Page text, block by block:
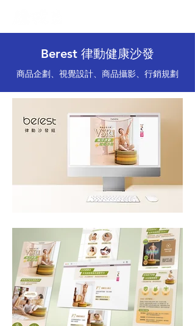
Berest 律動健康沙發
商品企劃、視覺設計、商品攝影、行銷規劃